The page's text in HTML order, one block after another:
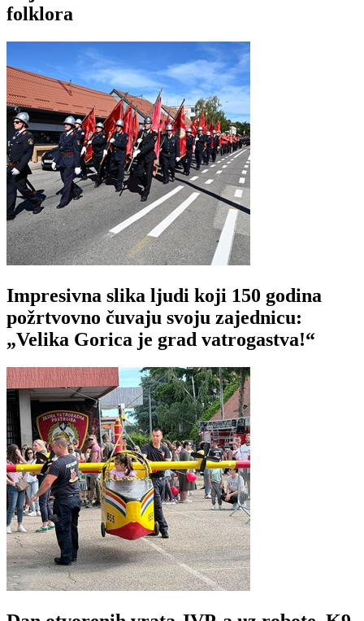
folklora
Impresivna slika ljudi koji 150 godina
požrtvovno čuvaju svoju zajednicu:
„Velika Gorica je grad vatrogastva!“